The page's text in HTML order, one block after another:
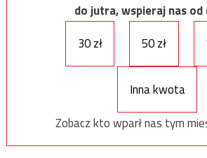
do jutra, wspieraj nas od
30 zł
50 zł
Inna kwota
Zobacz kto wparł nas tym